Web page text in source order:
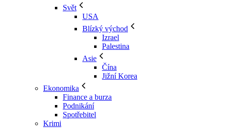
Svět
USA
Blízký východ
Izrael
Palestina
Asie
Čína
Jižní Korea
Ekonomika
Finance a burza
Podnikání
Spotřebitel
Krimi